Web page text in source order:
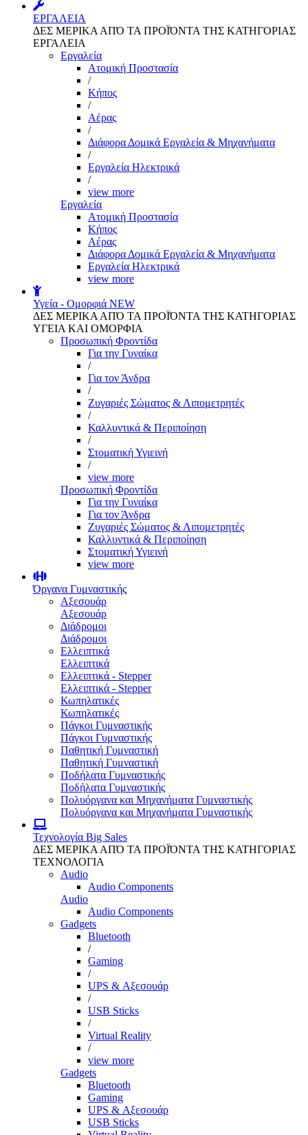
ΕΡΓΑΛΕΙΑ
ΔΕΣ ΜΕΡΙΚΑ ΑΠΌ ΤΑ ΠΡΟΪΌΝΤΑ ΤΗΣ ΚΑΤΗΓΟΡΙΑΣ
ΕΡΓΑΛΕΙΑ
Εργαλεία
Aτομική Προστασία
/
Kήπος
/
Αέρας
/
Διάφορα Δομικά Εργαλεία & Μηχανήματα
/
Εργαλεία Ηλεκτρικά
/
view more
Εργαλεία
Aτομική Προστασία
Kήπος
Αέρας
Διάφορα Δομικά Εργαλεία & Μηχανήματα
Εργαλεία Ηλεκτρικά
view more
Υγεία - Ομορφιά NEW
ΔΕΣ ΜΕΡΙΚΑ ΑΠΌ ΤΑ ΠΡΟΪΌΝΤΑ ΤΗΣ ΚΑΤΗΓΟΡΙΑΣ
ΥΓΕΙΑ ΚΑΙ ΟΜΟΡΦΙΑ
Προσωπική Φροντίδα
Για την Γυναίκα
/
Για τον Άνδρα
/
Ζυγαριές Σώματος & Λιπομετρητές
/
Καλλυντικά & Περιποίηση
/
Στοματική Υγιεινή
/
view more
Προσωπική Φροντίδα
Για την Γυναίκα
Για τον Άνδρα
Ζυγαριές Σώματος & Λιπομετρητές
Καλλυντικά & Περιποίηση
Στοματική Υγιεινή
view more
Όργανα Γυμναστικής
Αξεσουάρ
Αξεσουάρ
Διάδρομοι
Διάδρομοι
Ελλειπτικά
Ελλειπτικά
Ελλειπτικά - Stepper
Ελλειπτικά - Stepper
Κωπηλατικές
Κωπηλατικές
Πάγκοι Γυμναστικής
Πάγκοι Γυμναστικής
Παθητική Γυμναστική
Παθητική Γυμναστική
Ποδήλατα Γυμναστικής
Ποδήλατα Γυμναστικής
Πολυόργανα και Μηχανήματα Γυμναστικής
Πολυόργανα και Μηχανήματα Γυμναστικής
Τεχνολογία Big Sales
ΔΕΣ ΜΕΡΙΚΑ ΑΠΌ ΤΑ ΠΡΟΪΌΝΤΑ ΤΗΣ ΚΑΤΗΓΟΡΙΑΣ
ΤΕΧΝΟΛΟΓΙΑ
Audio
Audio Components
Audio
Audio Components
Gadgets
Bluetooth
/
Gaming
/
UPS & Αξεσουάρ
/
USB Sticks
/
Virtual Reality
/
view more
Gadgets
Bluetooth
Gaming
UPS & Αξεσουάρ
USB Sticks